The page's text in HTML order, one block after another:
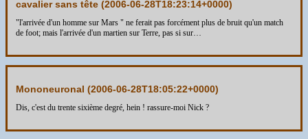
cavalier sans tête (2006-06-28T18:23:14+0000)
"l'arrivée d'un homme sur Mars " ne ferait pas forcément plus de bruit qu'un match
de foot; mais l'arrivée d'un martien sur Terre, pas si sur…
Mononeuronal (2006-06-28T18:05:22+0000)
Dis, c'est du trente sixième degré, hein ! rassure-moi Nick ?